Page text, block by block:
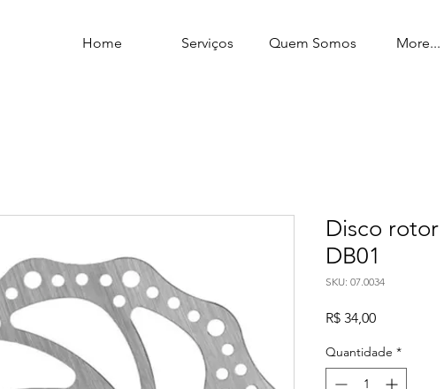
Home Serviços Quem Somos More...
Disco
DB01
SKU: 07.0034
R$ 34,00Preço
Quantidade *